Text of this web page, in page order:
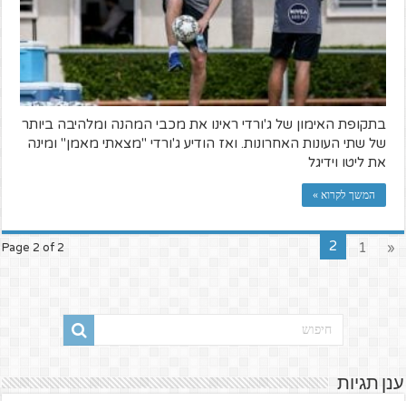
בתקופת האימון של ג'ורדי ראינו את מכבי המהנה ומלהיבה ביותר
של שתי העונות האחרונות. ואז הודיע ג'ורדי "מצאתי מאמן" ומינה
את ליטו וידיגל
המשך לקרוא »
Page 2 of 2 «
1
2
ענן תגיות